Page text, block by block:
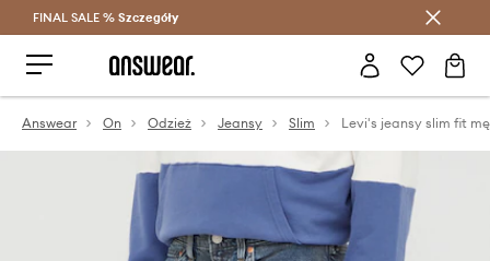
Oszczędzaj z Answear Club >
FINAL SALE % Szczegóły
Answear On Odzież Jeansy Slim